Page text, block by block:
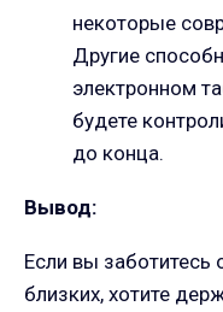
некоторые
Другие
электронном
будете
до конца.
Вывод:
Если вы заботитесь
близких, хотите